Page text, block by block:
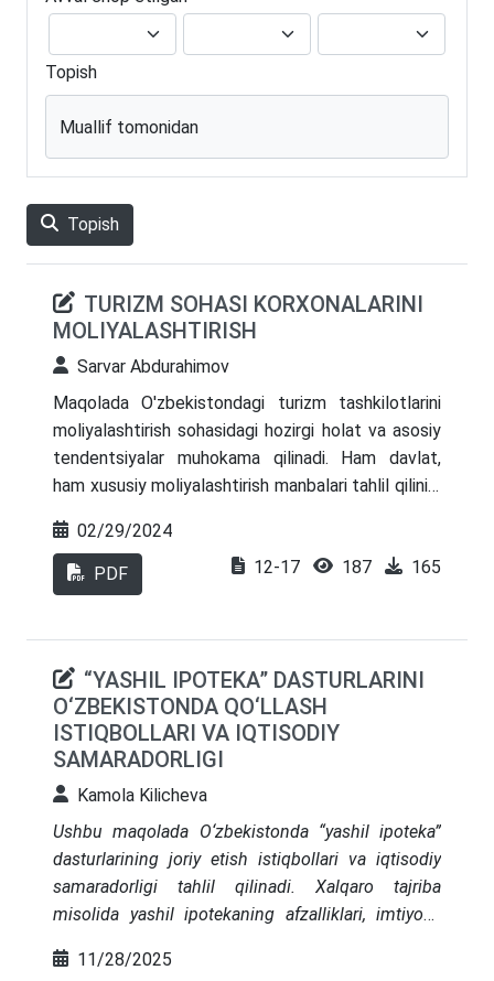
Topish
Muallif tomonidan
Topish
TURIZM SOHASI KORXONALARINI
MOLIYALASHTIRISH
Sarvar Abdurahimov
Maqolada O'zbekistondagi turizm tashkilotlarini
moliyalashtirish sohasidagi hozirgi holat va asosiy
tendentsiyalar muhokama qilinadi. Ham davlat,
ham xususiy moliyalashtirish manbalari tahlil qilinib,
infratuzilmasini rivojlantirishga qaratilgan loyihalarni
subsidiyalash masalalariga alohida to‘xtalib o‘tildi.
O Maqolada turizm sektori oldida turgan asosiy
bartaraf etish yo‘llari taklif qilingan.
02/29/2024
PDF 12-17 187 165
“YASHIL IPOTEKA” DASTURLARINI
O‘ZBEKISTONDA QO‘LLASH
ISTIQBOLLARI VA IQTISODIY
SAMARADORLIGI
Kamola Kilicheva
Ushbu maqolada O‘zbekistonda “yashil ipoteka”
dasturlarining joriy etish istiqbollari va iqtisodiy
samaradorligi tahlil qilinadi. Xalqaro tajriba
misolida yashil ipotekaning afzalliklari, imtiyozli
va banklar uchun qayta moliyalashtirish
11/28/2025